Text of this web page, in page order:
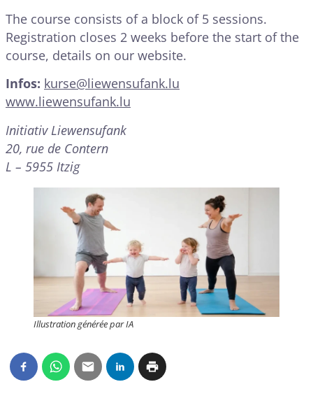
The course consists of a block of 5 sessions.
Registration closes 2 weeks before the start of the
course, details on our website.
Infos: kurse@liewensufank.lu
www.liewensufank.lu
Initiativ Liewensufank
20, rue de Contern
L – 5955 Itzig
Illustration générée par IA